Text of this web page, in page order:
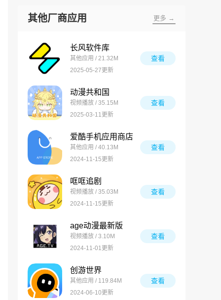
其他厂商应用 更多 →
长风软件库
其他应用 / 21.32M
2025-05-27更新
查看
动漫共和国
视频播放 / 35.15M
2025-03-11更新
查看
爱酷手机应用商店
其他应用 / 40.13M
2024-11-15更新
查看
哐哐追剧
视频播放 / 35.03M
2024-11-15更新
查看
age动漫最新版
视频播放 / 3.10M
2024-11-01更新
查看
创游世界
其他应用 / 119.84M
2024-06-10更新
查看